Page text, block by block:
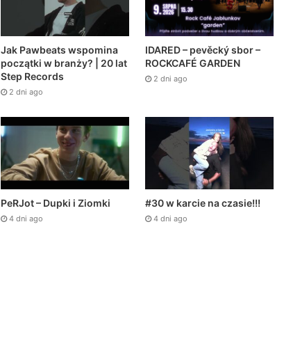
Jak Pawbeats wspomina
początki w branży? | 20 lat
Step Records
2 dni ago
IDARED – pevěcký sbor –
ROCKCAFÉ GARDEN
2 dni ago
PeRJot – Dupki i Ziomki
4 dni ago
#30 w karcie na czasie!!!
4 dni ago